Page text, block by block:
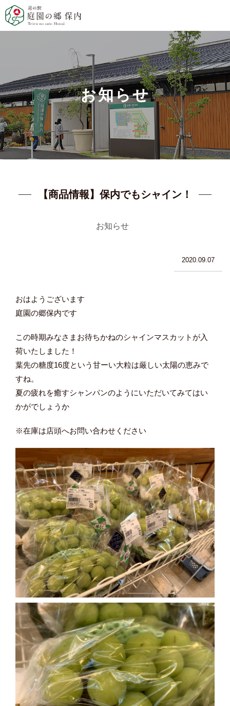
お知らせ
【商品情報】保内でもシャイン！
お知らせ
2020.09.07
おはようございます
庭園の郷保内です
この時期みなさまお待ちかねのシャインマスカットが入
荷いたしました！
葉先の糖度16度という甘ーい大粒は厳しい太陽の恵みで
すね。
夏の疲れを癒すシャンパンのようにいただいてみてはい
かがでしょうか
※在庫は店頭へお問い合わせください